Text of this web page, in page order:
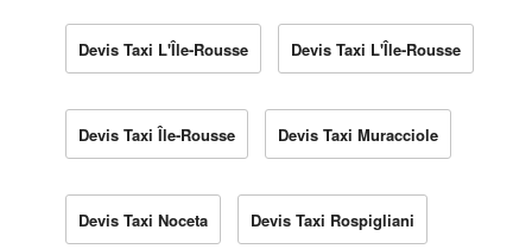
Devis Taxi L'Île-Rousse Devis Taxi L'Île-Rousse
Devis Taxi Île-Rousse Devis Taxi Muracciole
Devis Taxi Noceta Devis Taxi Rospigliani